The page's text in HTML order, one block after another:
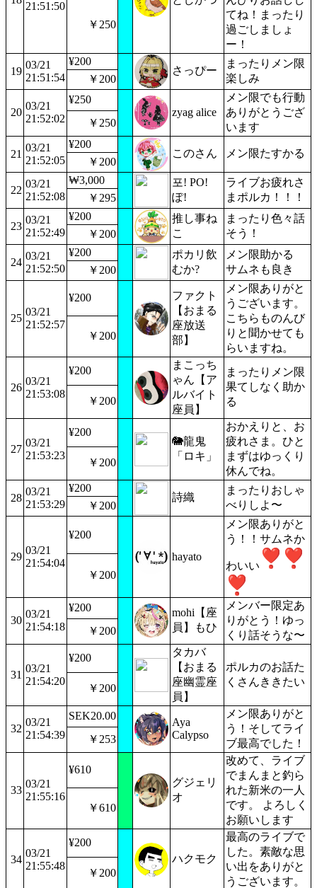
21:51:50
てね！まったり
過ごしましょ
ー！
￥250
19
03/21
21:51:54
¥200
さっぴー
まったりメン限
楽しみ
￥200
20
03/21
21:52:02
¥250
zyag alice
メン限でも行動
ありがとうござ
います
￥250
21
03/21
21:52:05
¥200
このさん メン限たすかる
￥200
22
03/21
21:52:08
₩3,000
포! PO!
ぽ!
ライブお疲れさ
まポルカ！！！
￥295
23
03/21
21:52:49
¥200
推し事ね
こ
まったり色々話
そう！
￥200
24
03/21
21:52:50
¥200
ポカリ飲
むか?
メン限助かる
サムネも良き
￥200
25
03/21
21:52:57
¥200
ファクト
【おまる
座放送
部】
メン限ありがと
うございます。
こちらものんび
りと聞かせても
らいますね。
￥200
26
03/21
21:53:08
¥200
まこっち
ゃん【ア
ルバイト
座員】
まったりメン限
果てしなく助か
る
￥200
27
03/21
21:53:23
¥200
🐘龍鬼
「ロキ」
おかえりと、お
疲れさま。ひと
まずはゆっくり
休んでね。
￥200
28
03/21
21:53:29
¥200
詩織
まったりおしゃ
べりしよ〜
￥200
29
03/21
21:54:04
¥200
hayato
メン限ありがと
う！！サムネか
わいい
￥200
30
03/21
21:54:18
¥200
mohi【座
員】もひ
メンバー限定あ
りがとう！ゆっ
くり話そうな〜
￥200
31
03/21
21:54:20
¥200
タカバ
【おまる
座幽霊座
員】
ポルカのお話た
くさんききたい
￥200
32
03/21
21:54:39
SEK20.00
Aya
Calypso
メン限ありがと
う！そしてライ
ブ最高でした！
￥253
33
03/21
21:55:16
¥610
グジェリ
オ
改めて、ライブ
でまんまと釣ら
れた新米の一人
です。 よろしく
お願いします
￥610
34
03/21
21:55:48
¥200
ハクモク
最高のライブで
した。素敵な思
い出をありがと
うございます。
￥200